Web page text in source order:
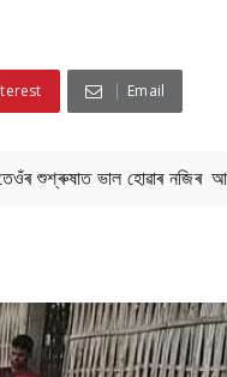
Email
শুশ্ৰুষাত ভাল হোৱাৰ নজিৰ